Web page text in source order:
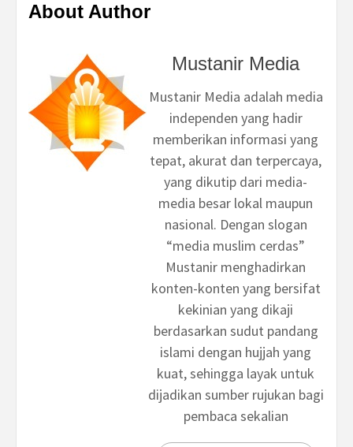
About Author
Mustanir Media
Mustanir Media adalah media
independen yang hadir
memberikan informasi yang
tepat, akurat dan terpercaya,
yang dikutip dari media-
media besar lokal maupun
nasional. Dengan slogan
“media muslim cerdas”
Mustanir menghadirkan
konten-konten yang bersifat
kekinian yang dikaji
berdasarkan sudut pandang
islami dengan hujjah yang
kuat, sehingga layak untuk
dijadikan sumber rujukan bagi
pembaca sekalian